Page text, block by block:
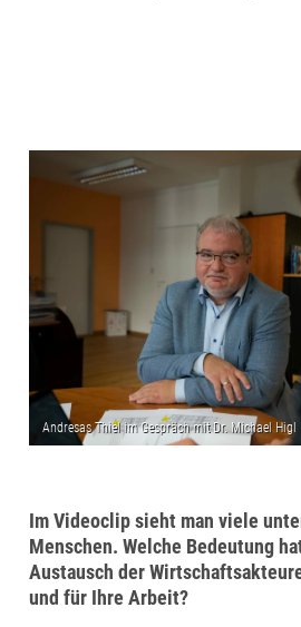
Im Videoclip sieht man viele
Menschen. Welche Bedeutung
Austausch der
und für Ihre Arbeit?